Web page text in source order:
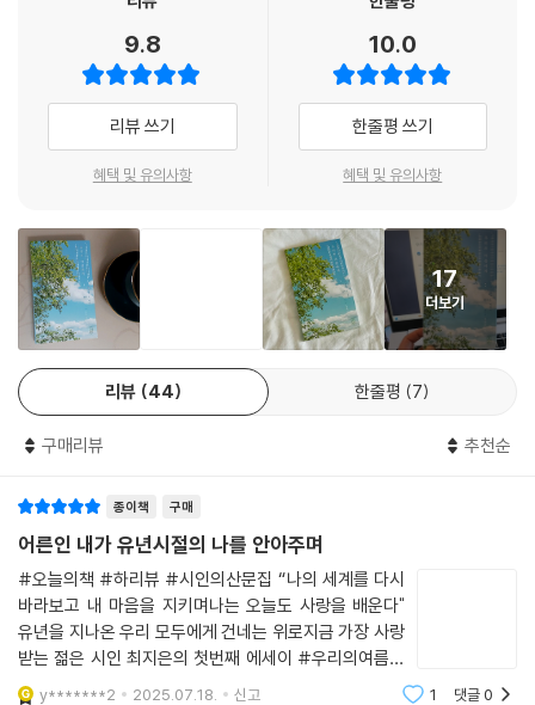
마음이 맑아지는 것 같았다. 무거운 손과 발이 가벼워지고. 아버지가 나와
다르지 않고 내가 아버지와 다르지 않다는 분명하고 깨끗한 마음. 아버지
를 바라보는 것이 아니라 잠시 잠깐 아버지가 되어버리면 앞으로 아버지를
돌보는 일도 무서울 것은 없다고, 걱정할 건 아무것도 없다고. 다 자른 아버
지의 손발톱을 모아 버리던 그날, 나는 두려움도 같이 모아 버렸다. 대신 다
른 마음을 심기로 했다. ‘마치 내 것을 하듯이.’
한 사람의 부재는 세계를 전에 없던 방식으로 뒤흔든다. 한 사람이 스스로
사라진 구멍은 그가 존재했던 세계를 무너뜨린다. 한 사람의 자살은 남은
사람의 세계를 틀림없이 파괴하고 영영 복구할 수 없는 흔적을 남기고 만
다. 녹지 않는 눈송이가 허공에 멈춰 있는 ‘겨울’ 속에 한참을 가두어두기도
한다. 그래서 나는 두렵다. 내가 또다른 누군가를 아프게 할까봐. 이파리 하
나라도 상하게 만들까봐. 나는 얌전히 조심한다. 사라지지 않는 누군가의
숨결이 내 안에서 흐르는 것을 느낀다. 가끔 그가 내게 말한다. 창을 열자.
그래, 바람을 들이자.
그러니 매일 아침 현관문을 나서며 상상합니다. 저 방에서 할머니가 나와
오늘 나에게 하나의 심부름을 준다면 무얼까.
-기쁘렴. 기쁘게 집으로 돌아오렴.
한번 해보는 거죠. 시작은 매번 어렵지만. 마음껏 기쁘고 기쁘게 돌아오기
로. 문득 그렇게 시를 쓰고 싶고요. 돌아온 그 자리에는 처음 문을 열 때와
는 완전히 다른 기쁨이 기다릴 것 같습니다. 여기까지. 나의 첫 여름 과일
이 남아 있다면’에 대한 대답이다. “내가 아는 나의 어린이”로부터 고개를
들면 지금의 나를 지키는 존재들이 보인다. 사랑하는 사람과 두마리의 개,
시 쓰는 날들을 응원하는 다정한 동료들은 다시 한번 용기 내어 살아갈 이
유가 되어준다. 그렇게 작가는 결핍을 껴안고 충만함 쪽으로 나아간다. 불
안과 상처가 얽혀 있는 그물을 통해서도 건져 올릴 수 있는 사랑이 있고, 그
사랑은 타자를 향해 뻗어갈 때 더욱 빛난다는 사실을 깨닫는다. “그럴 때
우리의 사랑은 조금 더 나아”간다고 분명하게 말하는 목소리는 어떤 화려
매일매일 조금 더 환한 쪽으로
작가는 가장 깊은 곳에 있는 마음을 꺼내어놓는 순간의 힘을 믿는다. 그렇
기에 자신의 기쁨과 슬픔이 얼룩진 시간 속으로 먼저 들어가 어려운 고백
의 무게를 감당하면서도, 그 고백을 마주하는 우리에게는 “당신의 여름 과
일은 무엇인가요?” 물으며 느리고 조심스럽게 다가온다. “몸은 얼고 숨은
가빠지고 온몸이 깨질 것 같은 두려움”은 언제든 다시 찾아올 수 있다. 그
시도는 태양이 뜨겁게 내리쬐는 삶의 한복판을 향해 한발자국 내디딜 수
있는 용기를 선물해줄 것이다. “내가 또다른 누군가를 아프게 할까봐. 이파
리 하나라도 상하게 만들까봐. 나는 얌전히 조심한다”라고 말하는 사람의
진심은 조금 더 다정한 마음으로 오래전 감춰두었던 말들을 털어놓아도 안
전한 공간을 만든다. 우리의 여름 한복판에 무엇이 기다리고 있을지 기대
하는 설렘으로, 이제 이 기분 좋은 흔들림을 마주할 시간이다.
9.8
리뷰 쓰기
혜택 및 유의사항
10.0
한줄평 쓰기
혜택 및 유의사항
17
더보기
리뷰 44 한줄평 7
구매리뷰 추천순
종이책 구매
어른인 내가 유년시절의 나를 안아주며
#오늘의책 #하리뷰 #시인의산문집 “나의 세계를 다시
바라보고 내 마음을 지키며나는 오늘도 사랑을 배운다"
유년을 지나온 우리 모두에게 건네는 위로지금 가장 사랑
받는 젊은 시인 최지은의 첫번째 에세이 #우리의여름에
게#최지은#창비 이 책을 읽다가 시인의 시집 『봄밤이 끝
y*******2 2025.07.18. 신고 1 댓글0